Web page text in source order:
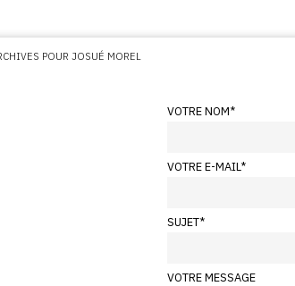
POUR JOSUÉ MOREL
VOTRE NOM*
VOTRE E-MAIL*
SUJET*
VOTRE MESSAGE